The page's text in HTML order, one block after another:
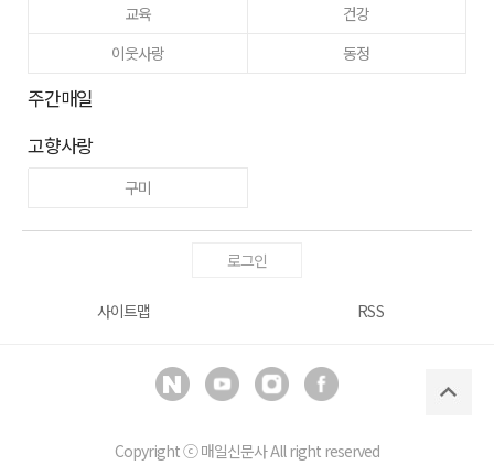
교육
건강
이웃사랑
동정
주간매일
고향사랑
구미
로그인
사이트맵 RSS
Copyright ⓒ매일신문사All right reserved